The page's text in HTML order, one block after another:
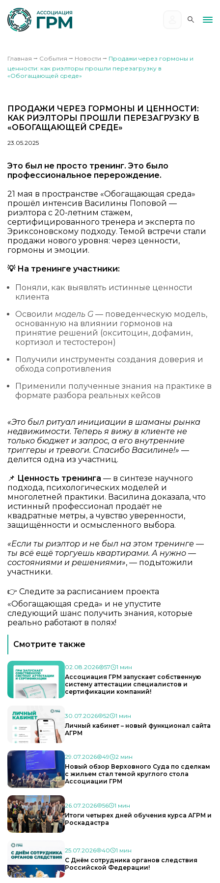
Главная ⭢ События ⭢ Новости ⭢ Продажи через гормоны и
ценности: как риэлторы прошли перезагрузку в
«Обогащающей среде»
ПРОДАЖИ ЧЕРЕЗ ГОРМОНЫ И ЦЕННОСТИ:
КАК РИЭЛТОРЫ ПРОШЛИ ПЕРЕЗАГРУЗКУ В
«ОБОГАЩАЮЩЕЙ СРЕДЕ»
23.05.2025
Это был не просто тренинг. Это было
профессиональное перерождение.
21 мая в пространстве «Обогащающая среда»
прошёл интенсив Василины Поповой —
риэлтора с 20-летним стажем,
сертифицированного тренера и эксперта по
Эриксоновскому подходу. Темой встречи стали
продажи нового уровня: через ценности,
гормоны и эмоции.
💡 На тренинге участники:
Поняли, как выявлять истинные ценности
клиента
Освоили модель G — поведенческую модель,
основанную на влиянии гормонов на
принятие решений (окситоцин, дофамин,
кортизол и тестостерон)
Получили инструменты создания доверия и
обхода сопротивления
Применили полученные знания на практике в
формате разбора реальных кейсов
«Это был ритуал инициации в шаманы рынка
недвижимости. Теперь я вижу в клиенте не
только бюджет и запрос, а его внутренние
триггеры и тревоги. Спасибо Василине!» —
делится одна из участниц.
📌 Ценность тренинга — в синтезе научного
подхода, психологических моделей и
многолетней практики. Василина доказала, что
истинный профессионал продаёт не
квадратные метры, а чувство уверенности,
защищённости и осмысленного выбора.
«Если ты риэлтор и не был на этом тренинге —
ты всё ещё торгуешь квартирами. А нужно —
состояниями и решениями», — подытожили
участники.
👉 Следите за расписанием проекта
«Обогащающая среда» и не упустите
следующий шанс получить знания, которые
реально работают в полях!
Смотрите также
02.08.2026 57
1 мин
Ассоциация ГРМ запускает собственную
систему аттестации специалистов и
сертификации компаний!
30.07.2026 52
1 мин
Личный кабинет – новый функционал сайта
АГРМ
29.07.2026 49
2 мин
Новый обзор Верховного Суда по сделкам
с жильем стал темой круглого стола
Ассоциации ГРМ
26.07.2026 56
1 мин
Итоги четырех дней обучения курса АГРМ и
Роскадастра
25.07.2026 40
1 мин
С Днём сотрудника органов следствия
Российской Федерации!